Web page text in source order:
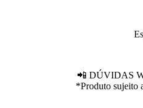
📲 DÚVIDAS
*Produto sujeito